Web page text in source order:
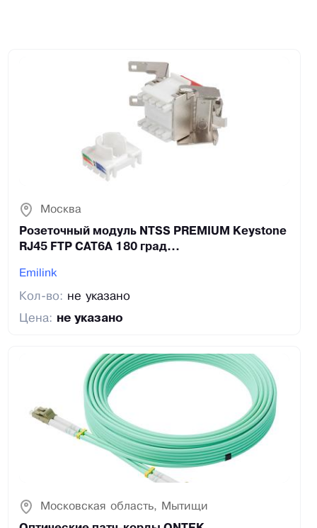
Москва
Розеточный модуль NTSS PREMIUM Keystone
RJ45 FTP CAT6A 180 град...
Emilink
Кол-во: не указано
Цена: не указано
Московская область, Мытищи